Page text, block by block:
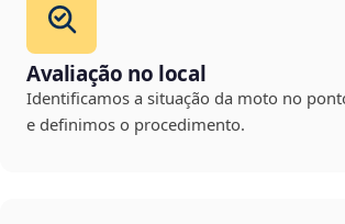
Avaliação no local
Identificamos a situação da moto no
e definimos o procedimento.